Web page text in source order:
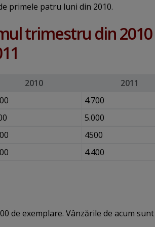
primele patru luni din 2010.
trimestru din 2010
2010
2011
4.700
5.000
4500
4.400
de exemplare. Vânzările de acum